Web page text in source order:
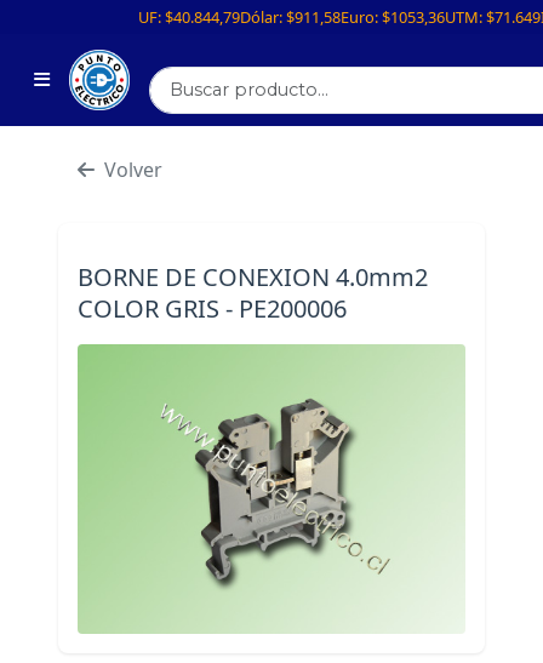
UF:$40.844,79Dólar:$911,58Euro:$1053,36UTM:$71.649
Volver
BORNE DE CONEXION 4.0mm2
COLOR GRIS - PE200006